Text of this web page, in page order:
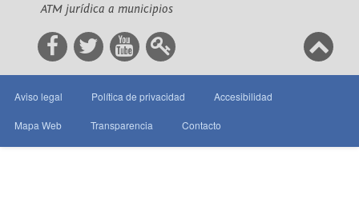
ATM jurídica a municipios
Aviso legal Política de privacidad Accesibilidad
Mapa Web Transparencia Contacto